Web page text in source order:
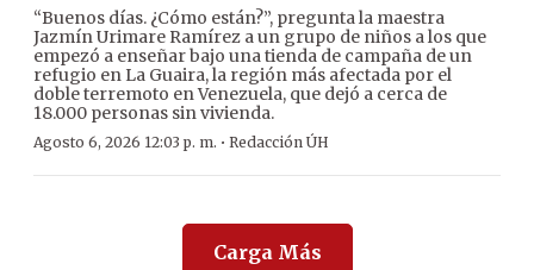
“Buenos días. ¿Cómo están?”, pregunta la maestra
Jazmín Urimare Ramírez a un grupo de niños a los que
empezó a enseñar bajo una tienda de campaña de un
refugio en La Guaira, la región más afectada por el
doble terremoto en Venezuela, que dejó a cerca de
18.000 personas sin vivienda.
Agosto 6, 2026 12:03 p. m. · Redacción ÚH
Carga Más